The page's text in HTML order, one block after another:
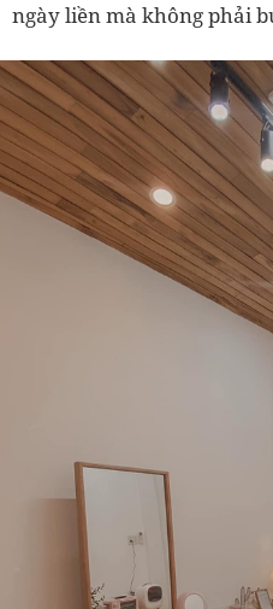
ngày liền mà không phải